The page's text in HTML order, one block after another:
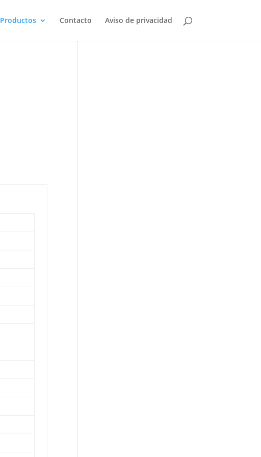
Productos Contacto Aviso de privacidad